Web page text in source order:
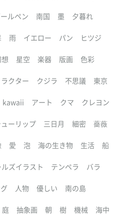
ルペン 南国 墨 夕暮れ
雨 イエロー パン ヒツジ
星空 楽器 版画 色彩
クター クジラ 不思議 東京
kawaii アート クマ クレヨン
ーリップ 三日月 細密 薔薇
愛 泡 海の生き物 生活 船
ズイラスト テンペラ バラ
人物 優しい 南の島
庭 抽象画 朝 樹 機械 海中